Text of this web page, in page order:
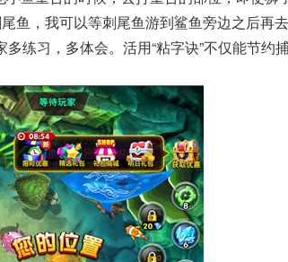
鱼，我可以等刺尾鱼游到鲨鱼旁边之后再去
练习，多体会。活用“粘字诀”不仅能节约